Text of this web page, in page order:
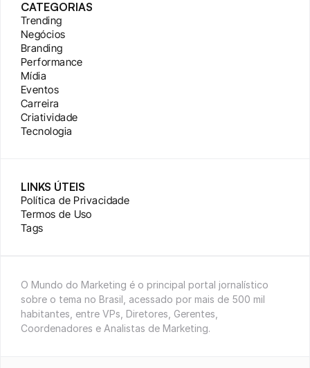
CATEGORIAS
Trending
Negócios
Branding
Performance
Mídia
Eventos
Carreira
Criatividade
Tecnologia
LINKS ÚTEIS
Política de Privacidade
Termos de Uso
Tags
O Mundo do Marketing é o principal portal jornalístico
sobre o tema no Brasil, acessado por mais de 500 mil
habitantes, entre VPs, Diretores, Gerentes,
Coordenadores e Analistas de Marketing.